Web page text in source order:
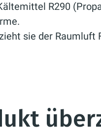
R290
sie der Raumluft